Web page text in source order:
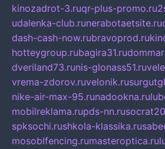
kinozadrot-3.ruqr-plus-promo.ru
udalenka-club.runerabotaetsite.ru
dash-cash-now.rubravoprod.ru
hotteygroup.rubagira31.ru
dveriland73.runis-glonass51.ru
vrema-zdorov.ruvelonik.ru
nike-air-max-95.runadookna.ru
mobilreklama.rupds-nn.ru
spksochi.rushkola-klassika.ru
mosoblfencing.rumasteroptica.ru